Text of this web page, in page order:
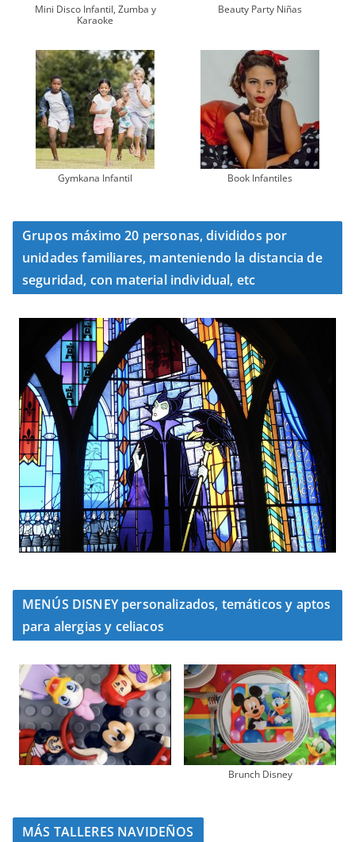
Mini Disco Infantil, Zumba y
Karaoke
Beauty Party Niñas
Gymkana Infantil Book Infantiles
Grupos máximo 20 personas, divididos por
unidades familiares, manteniendo la distancia de
seguridad, con material individual, etc
MENÚS DISNEY personalizados, temáticos y aptos
para alergias y celiacos
Brunch Disney
MÁS TALLERES NAVIDEÑOS